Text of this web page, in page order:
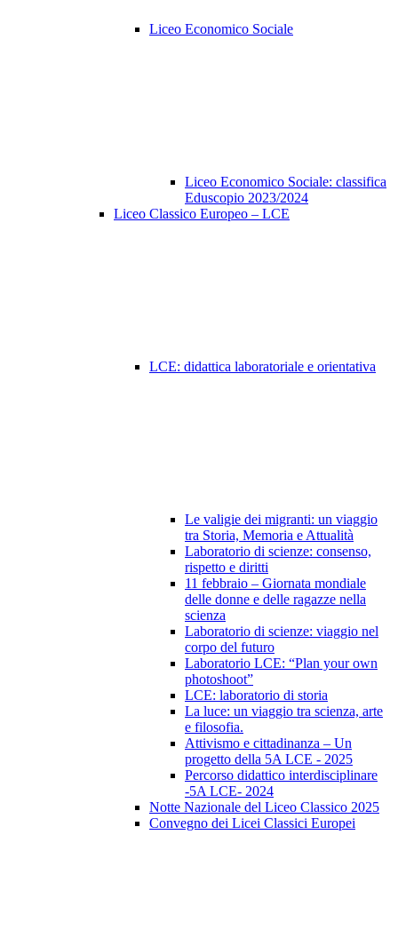
Liceo Economico Sociale
Liceo Economico Sociale: classifica
Eduscopio 2023/2024
Liceo Classico Europeo – LCE
LCE: didattica laboratoriale e orientativa
Le valigie dei migranti: un viaggio
tra Storia, Memoria e Attualità
Laboratorio di scienze: consenso,
rispetto e diritti
11 febbraio – Giornata mondiale
delle donne e delle ragazze nella
scienza
Laboratorio di scienze: viaggio nel
corpo del futuro
Laboratorio LCE: “Plan your own
photoshoot”
LCE: laboratorio di storia
La luce: un viaggio tra scienza, arte
e filosofia.
Attivismo e cittadinanza – Un
progetto della 5A LCE - 2025
Percorso didattico interdisciplinare
-5A LCE- 2024
Notte Nazionale del Liceo Classico 2025
Convegno dei Licei Classici Europei